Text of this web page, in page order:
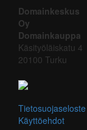
Domainkeskus
Oy
Domainkauppa
Käsityöläiskatu 4
20100 Turku
Tietosuojaseloste
Käyttöehdot